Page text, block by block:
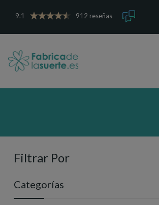
9.1 912 reseñas
Filtrar Por
Categorías